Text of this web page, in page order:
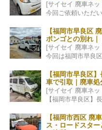
[サイセイ 廃車ネ
【福岡市早良区
ボンゴとの別れ｜
[サイセイ 廃車ネ
【福岡市早良区
車で引取｜廃車
[サイセイ 廃車ネ
【福岡市西区 廃
ス・ロードスタ